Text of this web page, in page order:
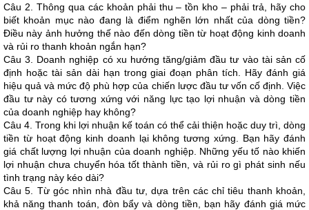
Câu 2. Thông qua các khoản phải thu – tồn kho – phải trả, hãy cho
biết khoản mục nào đang là điểm nghẽn lớn nhất của dòng tiền?
Điều này ảnh hưởng thế nào đến dòng tiền từ hoạt động kinh doanh
và rủi ro thanh khoản ngắn hạn?
Câu 3. Doanh nghiệp có xu hướng tăng/giảm đầu tư vào tài sản cố
định hoặc tài sản dài hạn trong giai đoạn phân tích. Hãy đánh giá
hiệu quả và mức độ phù hợp của chiến lược đầu tư vốn cố định. Việc
đầu tư này có tương xứng với năng lực tạo lợi nhuận và dòng tiền
của doanh nghiệp hay không?
Câu 4. Trong khi lợi nhuận kế toán có thể cải thiện hoặc duy trì, dòng
tiền từ hoạt động kinh doanh lại không tương xứng. Bạn hãy đánh
giá chất lượng lợi nhuận của doanh nghiệp. Những yếu tố nào khiến
lợi nhuận chưa chuyển hóa tốt thành tiền, và rủi ro gì phát sinh nếu
tình trạng này kéo dài?
Câu 5. Từ góc nhìn nhà đầu tư, dựa trên các chỉ tiêu thanh khoản,
khả năng thanh toán, đòn bẩy và dòng tiền, bạn hãy đánh giá mức